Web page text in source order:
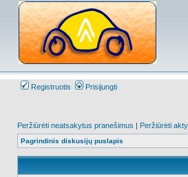
Registruotis Prisijungti
Peržiūrėti neatsakytus pranešimus | Peržiūrėti
Pagrindinis diskusijų puslapis